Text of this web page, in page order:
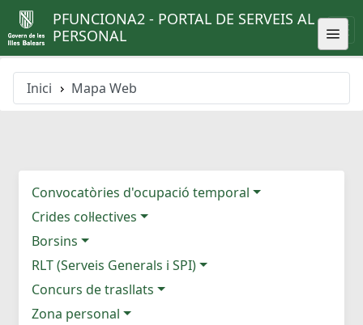
PFUNCIONA2 - PORTAL DE SERVEIS AL
PERSONAL
Inici Mapa Web
Convocatòries d'ocupació temporal
Crides col·lectives
Borsins
RLT (Serveis Generals i SPI)
Concurs de trasllats
Zona personal